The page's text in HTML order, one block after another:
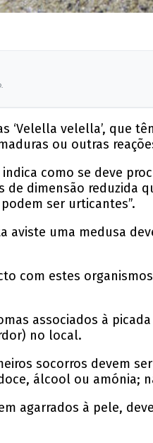
‘Velella velella’, que
ou outras
indica como se deve
de dimensão reduzida
ser urticantes”.
aviste uma medusa
com estes
associados à
no local.
socorros devem
álcool ou amónia;
agarrados à pele,